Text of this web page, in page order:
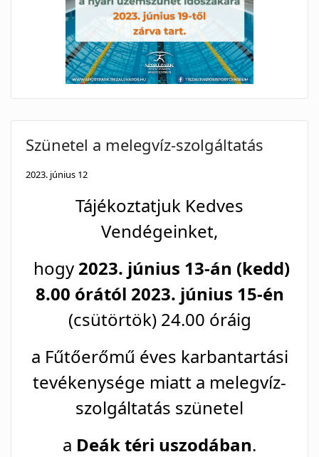
Szünetel a melegvíz-szolgáltatás
2023. június 12
Tájékoztatjuk Kedves
Vendégeinket,
hogy 2023. június 13-án (kedd)
8.00 órától 2023. június 15-én
(csütörtök) 24.00 óráig
a Fűtőerőmű éves karbantartási
tevékenysége miatt a melegvíz-
szolgáltatás szünetel
a Deák téri uszodában.